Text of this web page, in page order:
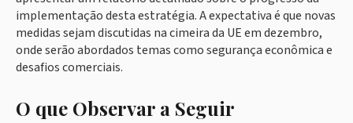
implementação desta estratégia. A expectativa é que novas
medidas sejam discutidas na cimeira da UE em dezembro,
onde serão abordados temas como segurança econômica e
desafios comerciais.
O que Observar a Seguir